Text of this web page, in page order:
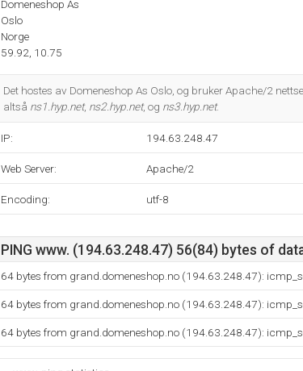
Domeneshop As
Oslo
Norge
59.92, 10.75
Det hostes av Domeneshop As Oslo, og bruker Apache/2
altså ns1.hyp.net, ns2.hyp.net, og ns3.hyp.net.
IP: 194.63.248.47
Web Server: Apache/2
Encoding: utf-8
PING www. (194.63.248.47) 56(84) bytes of
64 bytes from grand.domeneshop.no (194.63.248.47):
64 bytes from grand.domeneshop.no (194.63.248.47):
64 bytes from grand.domeneshop.no (194.63.248.47):